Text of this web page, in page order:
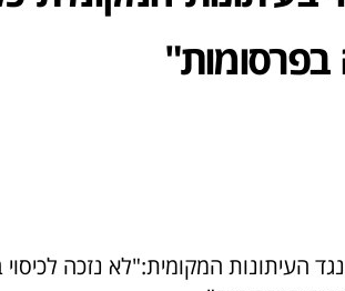
בפרסומות"
העיתונות המקומית:"לא נזכה לכיסוי